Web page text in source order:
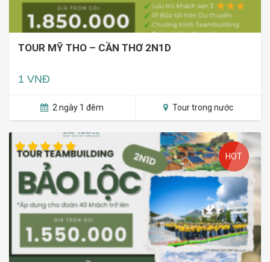
TOUR MỸ THO – CẦN THƠ 2N1D
1 VNĐ
2 ngày 1 đêm Tour trong nước
HOT